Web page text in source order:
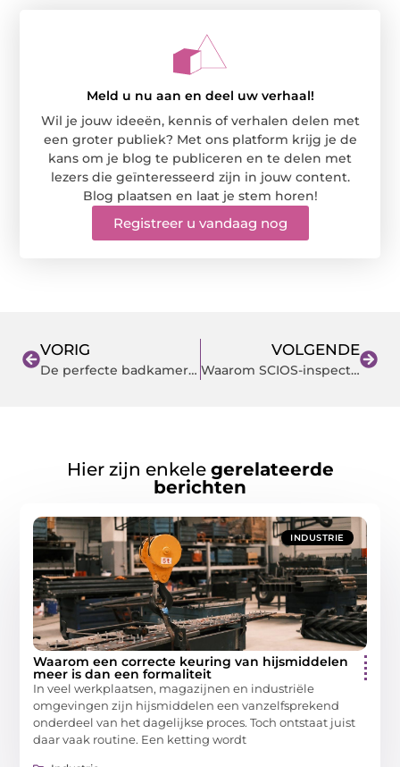
Meld u nu aan en deel uw verhaal!
Wil je jouw ideeën, kennis of verhalen delen met
een groter publiek? Met ons platform krijg je de
kans om je blog te publiceren en te delen met
lezers die geïnteresseerd zijn in jouw content.
Blog plaatsen en laat je stem horen!
Registreer u vandaag nog
VORIG
De perfecte badkamer verbouwing bij Wolterink BV
VOLGENDE
Waarom SCIOS-inspecties essentieel zijn voor jouw bedrijf
Hier zijn enkele gerelateerde
berichten
INDUSTRIE
Waarom een correcte keuring van hijsmiddelen
meer is dan een formaliteit
In veel werkplaatsen, magazijnen en industriële
omgevingen zijn hijsmiddelen een vanzelfsprekend
onderdeel van het dagelijkse proces. Toch ontstaat juist
daar vaak routine. Een ketting wordt